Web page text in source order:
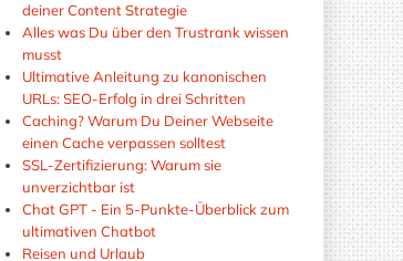
deiner Content Strategie
Alles was Du über den Trustrank wissen
musst
Ultimative Anleitung zu kanonischen
URLs: SEO-Erfolg in drei Schritten
Caching? Warum Du Deiner Webseite
einen Cache verpassen solltest
SSL-Zertifizierung: Warum sie
unverzichtbar ist
Chat GPT - Ein 5-Punkte-Überblick zum
ultimativen Chatbot
Reisen und Urlaub